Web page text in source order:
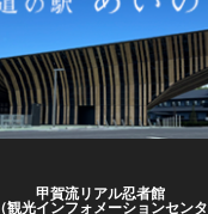
甲賀流リアル忍者館
（観光インフォメーションセンタ